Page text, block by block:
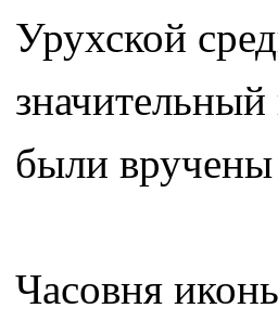
Урухской
были
Часовня